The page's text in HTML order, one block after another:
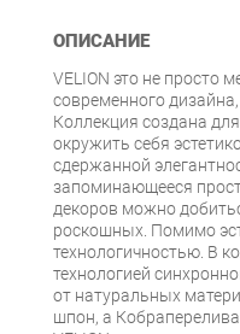
ОПИСАНИЕ
VELION это не просто
современного
Коллекция создана
окружить себя
сдержанной
запоминающееся
декоров можно
роскошных. Помимо
технологичностью. В
технологией
от натуральных
шпон, а